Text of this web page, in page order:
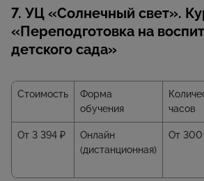
7. УЦ «Солнечный свет».
«Переподготовка на
детского сада»
Стоимость
Форма
обучения
часов
От 3 394 ₽
Онлайн
(дистанционная)
От 300